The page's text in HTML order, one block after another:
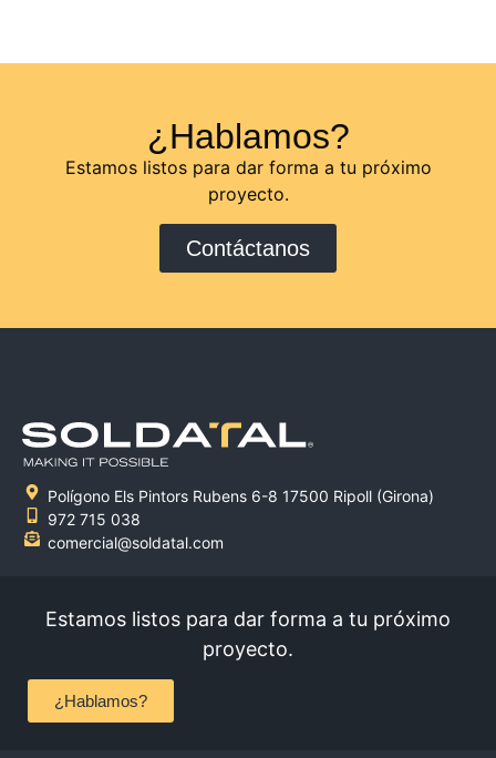
¿Hablamos?
Estamos listos para dar forma a tu próximo
proyecto.
Contáctanos
Polígono Els Pintors Rubens 6-8 17500 Ripoll (Girona)
972 715 038
comercial@soldatal.com
Estamos listos para dar forma a tu próximo
proyecto.
¿Hablamos?